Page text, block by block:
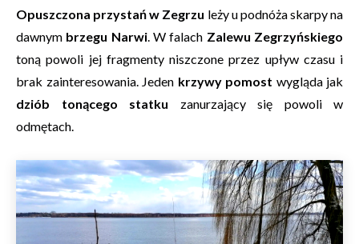
Opuszczona przystań w Zegrzu leży u podnóża skarpy na
dawnym brzegu Narwi. W falach Zalewu Zegrzyńskiego
toną powoli jej fragmenty niszczone przez upływ czasu i
brak zainteresowania. Jeden krzywy pomost wygląda jak
dziób tonącego statku zanurzający się powoli w
odmętach.